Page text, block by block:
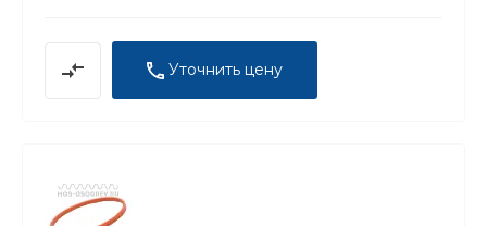
Уточнить цену